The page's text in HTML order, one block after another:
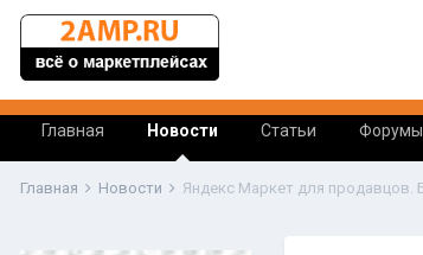
Главная Новости Статьи Форумы
Главная Новости